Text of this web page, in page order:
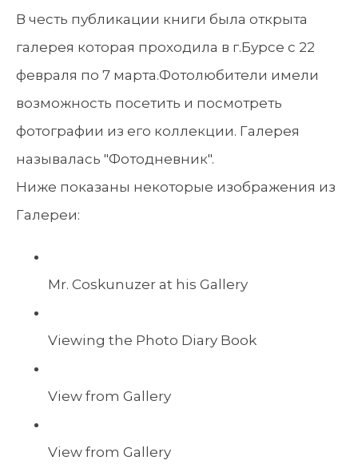
В честь публикации книги была открыта
галерея которая проходила в г.Бурсе с 22
февраля по 7 марта.Фотолюбители имели
возможность посетить и посмотреть
фотографии из его коллекции. Галерея
называлась "Фотодневник".
Ниже показаны некоторые изображения из
Галереи:
Mr. Coskunuzer at his Gallery
Viewing the Photo Diary Book
View from Gallery
View from Gallery